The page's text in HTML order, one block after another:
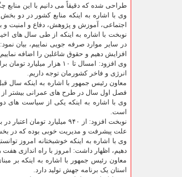
طراحی شده که دقیقاً می دانیم با این منابع
وی با اشاره به اینکه منابع کشور در دو
اجتماعی، آموزش و پژوهش، دفاع و امنیت
نوبخت با اشاره به اینکه از طی سال های
افزایش دهیم و حقوق شاغلین را اضافه
وی افزود: امسال تا ۱۰
انرژی و فاخر کشورمان توجه داریم.
فصل اول سال در طرح های عمرانی بیشتر از ۳۴ هزار میلیارد تومان تخصیص یافته است.
وی با اشاره به اینکه یکی از سیاست های
است.
علت پیشرفت و مدیریت خوبی بوده که در
وی با اشاره به اینکه خوشبختانه امروز
دهیم، اظهار داشت: امروز با راه اندازی هفت هزار و ۵۰۰ پنل خورشیدی تلاش داریم نرخ بیکاری این
استان یک برنامه جهش تولید دارد.